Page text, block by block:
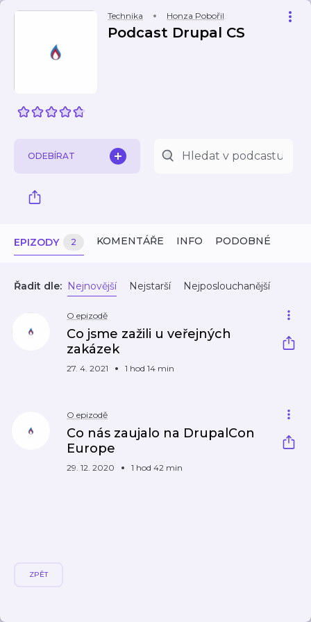
Technika Honza Pobořil
Podcast Drupal CS
ODEBÍRAT
EPIZODY 2 KOMENTÁŘE INFO PODOBNÉ
Řadit dle: Nejnovější Nejstarší Nejposlouchanější
O epizodě
Co jsme zažili u veřejných
zakázek
27. 4. 2021 1 hod 14 min
O epizodě
Co nás zaujalo na DrupalCon
Europe
29. 12. 2020 1 hod 42 min
ZPĚT